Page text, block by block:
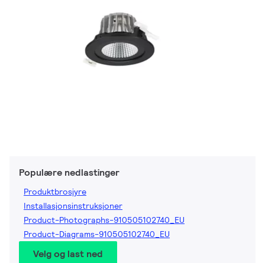
Populære nedlastinger
Produktbrosjyre
Installasjonsinstruksjoner
Product-Photographs-910505102740_EU
Product-Diagrams-910505102740_EU
Velg og last ned